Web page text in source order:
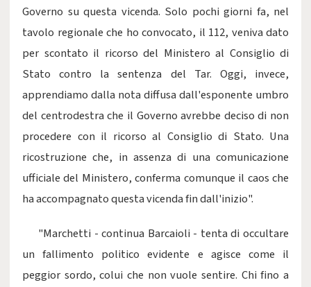
Governo su questa vicenda. Solo pochi giorni fa, nel
tavolo regionale che ho convocato, il 112, veniva dato
per scontato il ricorso del Ministero al Consiglio di
Stato contro la sentenza del Tar. Oggi, invece,
apprendiamo dalla nota diffusa dall'esponente umbro
del centrodestra che il Governo avrebbe deciso di non
procedere con il ricorso al Consiglio di Stato. Una
ricostruzione che, in assenza di una comunicazione
ufficiale del Ministero, conferma comunque il caos che
ha accompagnato questa vicenda fin dall'inizio".
"Marchetti - continua Barcaioli - tenta di occultare
un fallimento politico evidente e agisce come il
peggior sordo, colui che non vuole sentire. Chi fino a